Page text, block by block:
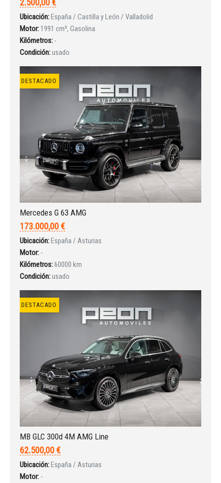
Iniciar sesión
¿Ha olvidado la contraseña?
Ubicación:España / Castilla y León / Valladolid
Motor: 1991 cm³, Gasolina
Kilómetros: -
Condición:usado
DESTACADO
Mercedes G 63 AMG
173.000,00 €
Ubicación:España / Asturias
Motor: -
Kilómetros:60000 km
Condición:usado
DESTACADO
MB GLC 300d 4M AMG Line
62.500,00 €
Ubicación:España / Asturias
Motor: -